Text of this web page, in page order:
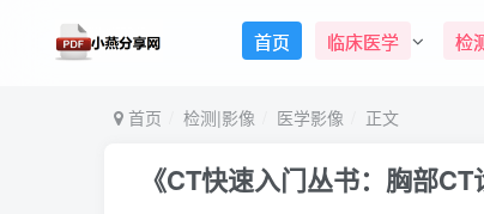
首页 临床医学 检
首页 检测|影像 医学影像 正文
《CT快速入门丛书：胸部